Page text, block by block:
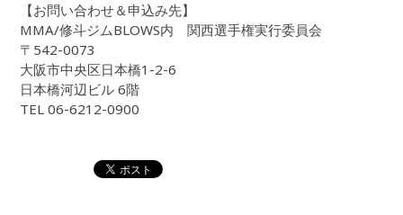
【お問い合わせ＆申込み先】
MMA/修斗ジムBLOWS内 関西選手権実行委員会
〒542-0073
大阪市中央区日本橋1-2-6
日本橋河辺ビル 6階
TEL 06-6212-0900